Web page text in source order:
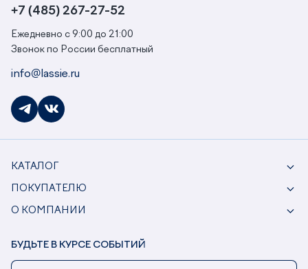
+7 (485) 267-27-52
Ежедневно с 9:00 до 21:00
Звонок по России бесплатный
info@lassie.ru
КАТАЛОГ
ПОКУПАТЕЛЮ
О КОМПАНИИ
БУДЬТЕ В КУРСЕ СОБЫТИЙ